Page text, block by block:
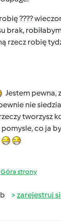
????
brak,
rzecz robię
Jestem pewna,
nie
tworzysz
pomysle, co ja
Góra strony
zarejestruj